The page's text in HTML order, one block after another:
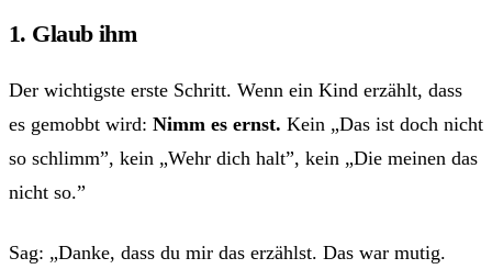
1. Glaub ihm
Der wichtigste erste Schritt. Wenn ein Kind erzählt, dass
es gemobbt wird: Nimm es ernst. Kein „Das ist doch nicht
so schlimm”, kein „Wehr dich halt”, kein „Die meinen das
nicht so.”
Sag: „Danke, dass du mir das erzählst. Das war mutig.